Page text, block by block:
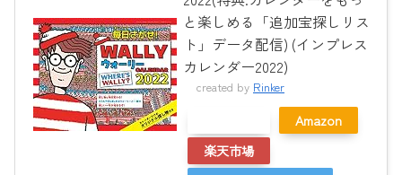
と楽しめる「追加宝探しリス
ト」データ配信) (インプレス
カレンダー2022)
created by Rinker
Amazon
楽天市場